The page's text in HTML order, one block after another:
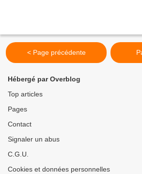
< Page précédente
Hébergé par Overblog
Top articles
Pages
Contact
Signaler un abus
C.G.U.
Cookies et données personnelles